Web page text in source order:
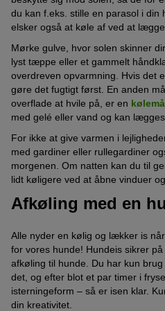
du kan f.eks. stille en parasol i din
elsker også at køle af ved at
Mørke gulve, hvor solen skinner
lyst tæppe eller et gammelt
overdreven opvarmning. Hvis det
gøre det fugtigt først. En anden
overflade at hvile på, er en
med gelé eller vand og kan lægges
For ikke at give varmen i
med gardiner eller rullegardiner
morgenen. Om natten kan du til
lidt køligere ved at åbne vinduer
Afkøling med en
Alle nyder en kølig og lækker is
for vores hunde! Hundeis sikrer
afkøling til hunde. Du har kun
det, og efter blot et par timer i
isterningeform – så er isen klar.
din kreativitet.